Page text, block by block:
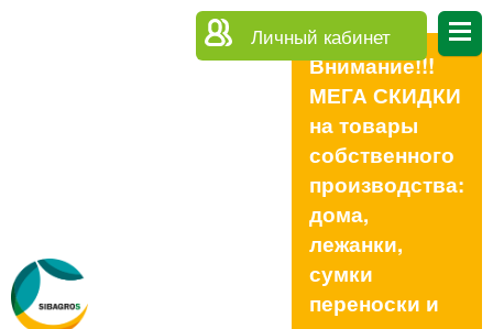
Личный кабинет
Внимание!!!
МЕГА СКИДКИ
на товары
собственного
производства:
дома,
лежанки,
сумки
переноски и